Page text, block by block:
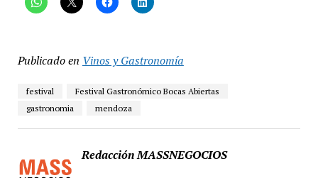
Publicado en Vinos y Gastronomía
festival
Festival Gastronómico Bocas Abiertas
gastronomia
mendoza
Redacción MASSNEGOCIOS